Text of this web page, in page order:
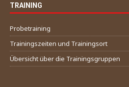
TRAINING
Probetraining
Trainingszeiten und Trainingsort
Übersicht über die Trainingsgruppen